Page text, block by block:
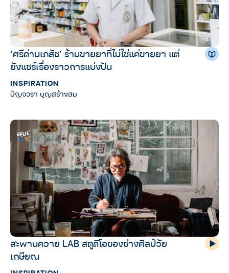
‘ศรีด่านเภสัช’ ร้านขายยาที่ไม่ใช่แค่ขายยา แต่
ยังแชร์เรื่องราวการแบ่งปัน
INSPIRATION
ปัญจวรา บุญสร้างสม
สะพานควาย LAB สตูดิโอของช่างศิลป์วัย
เกษียณ